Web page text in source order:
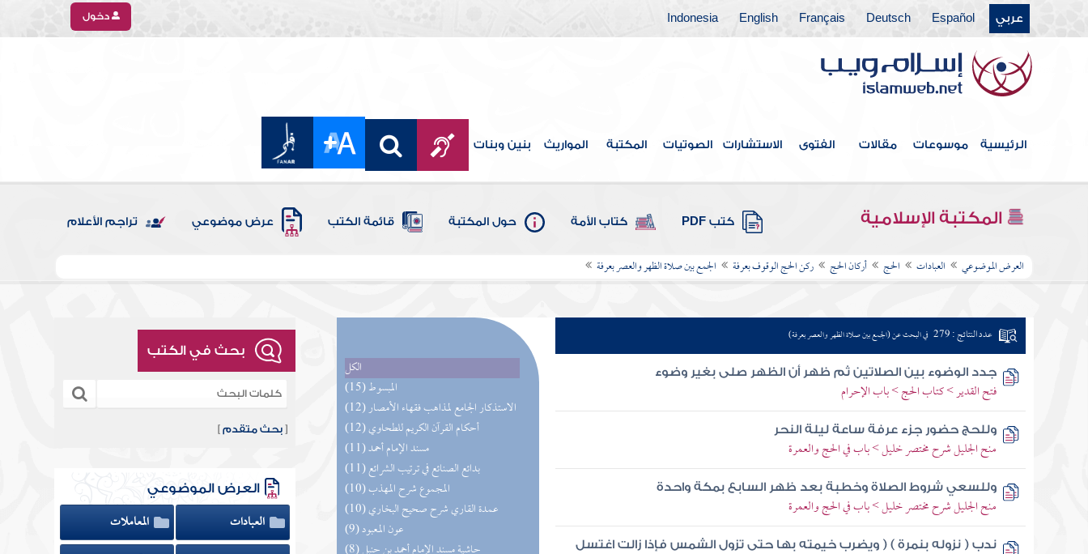
عربي Español
Deutsch
Français
English
Indonesia دخول
الرئيسية موسوعات مقالات الفتوى الاستشارات الصوتيات المكتبة المواريث بنين وبنات
المكتبة الإسلامية كتب PDF كتاب الأمة حول المكتبة قائمة الكتب عرض موضوعي تراجم الأعلام
العرض الموضوعي العبادات الحج أركان الحج ركن الحج الوقوف بعرفة الجمع بين صلاة الظهر والعصر بعرفة
الكل
(15) المبسوط
(12) الاستذكار الجامع لمذاهب فقهاء الأمصار
(12) أحكام القرآن الكريم للطحاوي
(11) مسند الإمام أحمد
(11) بدائع الصنائع في ترتيب الشرائع
(10) المجموع شرح المهذب
(10) عمدة القاري شرح صحيح البخاري
(9) عون المعبود
عدد النتائج : 279 في البحث عن (الجمع بين صلاة الظهر والعصر بعرفة)
جدد الوضوء بين الصلاتين ثم ظهر أن الظهر صلى بغير وضوء
فتح القدير > كتاب الحج > باب الإحرام
وللحج حضور جزء عرفة ساعة ليلة النحر
منح الجليل شرح مختصر خليل > باب في الحج والعمرة
وللسعي شروط الصلاة وخطبة بعد ظهر السابع بمكة واحدة
منح الجليل شرح مختصر خليل > باب في الحج والعمرة
ندب ( نزوله بنمرة ) ( ويضرب خيمته بها حتى تزول الشمس فإذا زالت اغتسل
بحث في الكتب
[بحث متقدم ]
العرض الموضوعي
العبادات
المعاملات